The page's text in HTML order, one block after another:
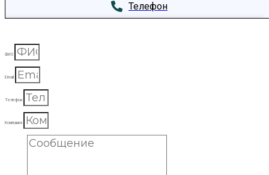
Телефон
ФИО
Email
Телефон
Компания